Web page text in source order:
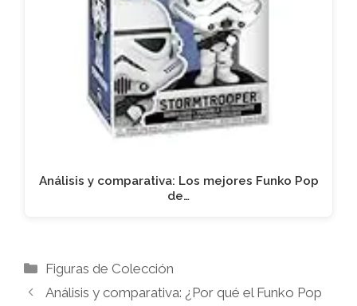
Análisis y comparativa: Los mejores Funko Pop
de…
Categorías
Figuras de Colección
Análisis y comparativa: ¿Por qué el Funko Pop